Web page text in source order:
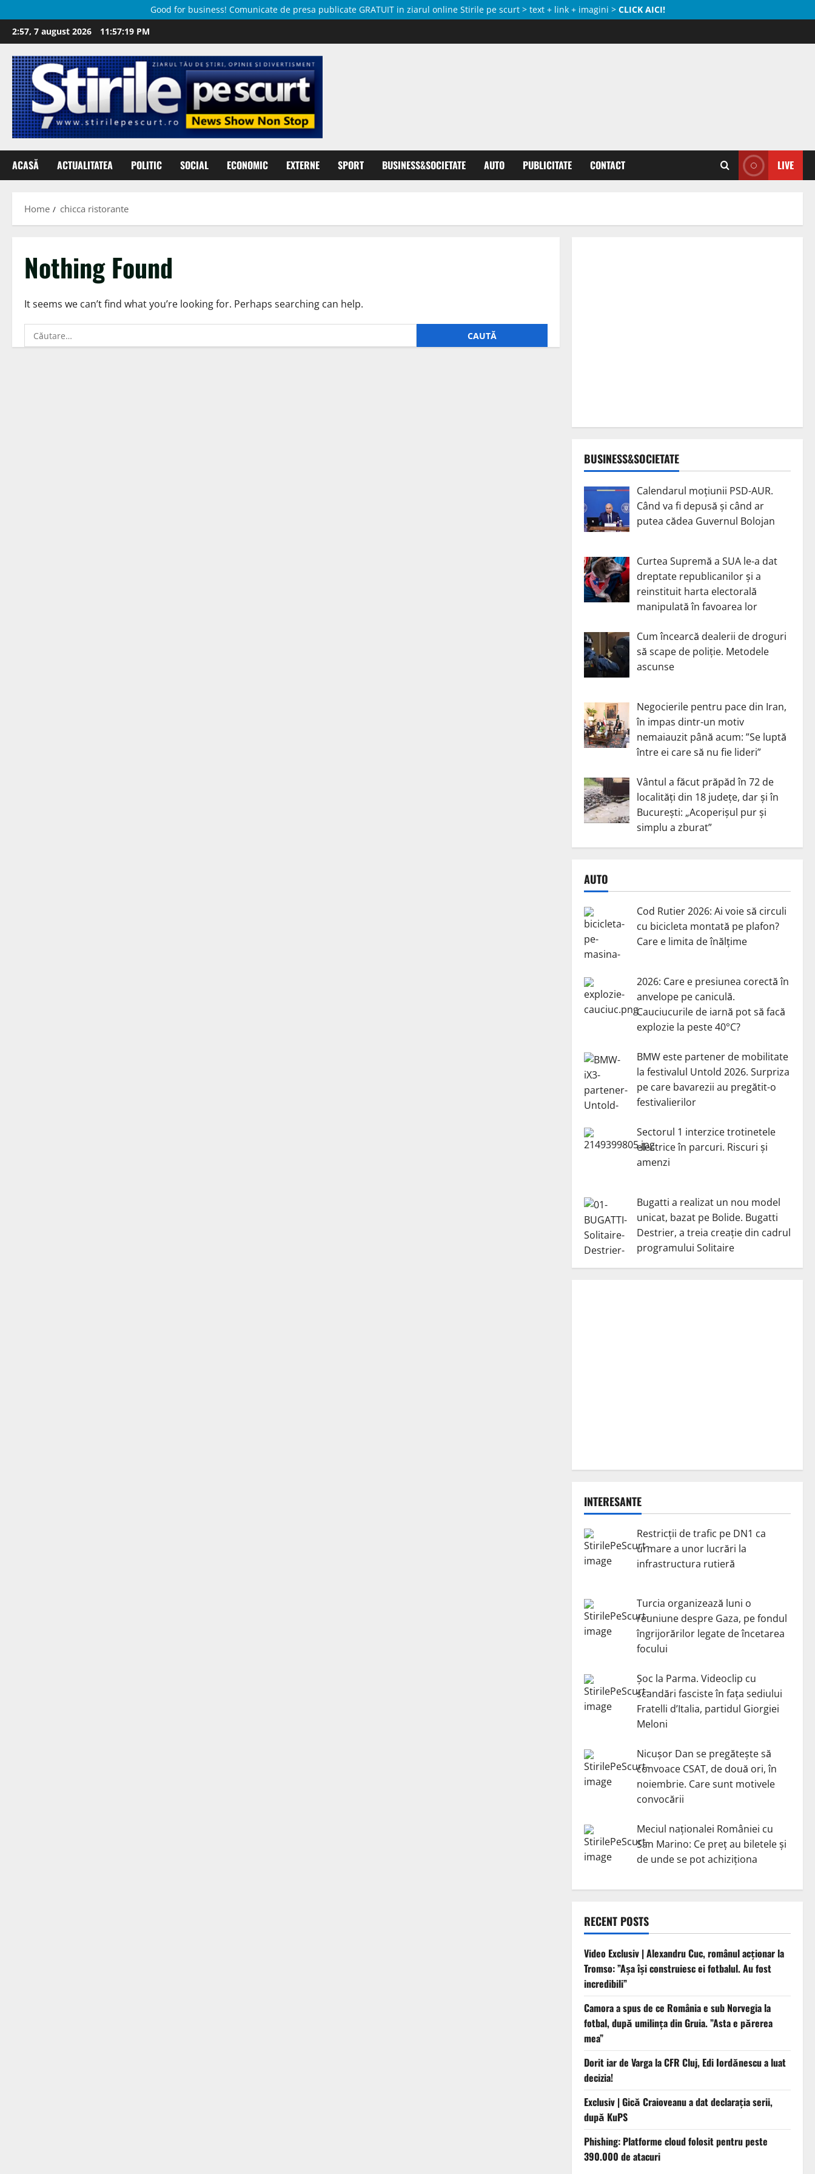
Good for business! Comunicate de presa publicate GRATUIT in ziarul online Stirile pe scurt > text + link + imagini > CLICK AICI!
Skip
to
content
2:57, 7 august 2026 11:57:20 PM
ACASĂ ACTUALITATEA POLITIC SOCIAL ECONOMIC EXTERNE SPORT BUSINESS&SOCIETATE AUTO PUBLICITATE CONTACT LIVE
Home chicca ristorante
Nothing Found
It seems we can’t find what you’re looking for. Perhaps searching can help.
Caută
după:
BUSINESS&SOCIETATE
Calendarul moțiunii PSD-AUR.
Când va fi depusă și când ar
putea cădea Guvernul Bolojan
Curtea Supremă a SUA le-a dat
dreptate republicanilor și a
reinstituit harta electorală
manipulată în favoarea lor
Cum încearcă dealerii de droguri
să scape de poliție. Metodele
ascunse
Negocierile pentru pace din Iran,
în impas dintr-un motiv
nemaiauzit până acum: ”Se luptă
între ei care să nu fie lideri”
Vântul a făcut prăpăd în 72 de
localități din 18 județe, dar și în
București: „Acoperișul pur și
simplu a zburat”
AUTO
Cod Rutier 2026: Ai voie să circuli
cu bicicleta montată pe plafon?
Care e limita de înălțime
2026: Care e presiunea corectă în
anvelope pe caniculă.
Cauciucurile de iarnă pot să facă
explozie la peste 40°C?
BMW este partener de mobilitate
la festivalul Untold 2026. Surpriza
pe care bavarezii au pregătit-o
festivalierilor
Sectorul 1 interzice trotinetele
electrice în parcuri. Riscuri și
amenzi
Bugatti a realizat un nou model
unicat, bazat pe Bolide. Bugatti
Destrier, a treia creație din cadrul
programului Solitaire
INTERESANTE
Restricții de trafic pe DN1 ca
urmare a unor lucrări la
infrastructura rutieră
Turcia organizează luni o
reuniune despre Gaza, pe fondul
îngrijorărilor legate de încetarea
focului
Șoc la Parma. Videoclip cu
scandări fasciste în fața sediului
Fratelli d’Italia, partidul Giorgiei
Meloni
Nicuşor Dan se pregăteşte să
convoace CSAT, de două ori, în
noiembrie. Care sunt motivele
convocării
Meciul naționalei României cu
San Marino: Ce preț au biletele și
de unde se pot achiziționa
RECENT POSTS
Video Exclusiv | Alexandru Cuc, românul acționar la
Tromso: ”Așa își construiesc ei fotbalul. Au fost
incredibili”
Camora a spus de ce România e sub Norvegia la
fotbal, după umilința din Gruia. ”Asta e părerea
mea”
Dorit iar de Varga la CFR Cluj, Edi Iordănescu a luat
decizia!
Exclusiv | Gică Craioveanu a dat declarația serii,
după KuPS
Phishing: Platforme cloud folosit pentru peste
390.000 de atacuri